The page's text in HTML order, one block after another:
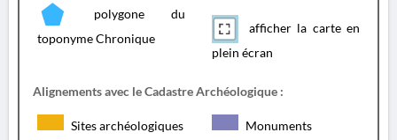
polygone du
toponyme Chronique
afficher la carte en
plein écran
Alignements avec le Cadastre Archéologique :
Sites archéologiques Monuments